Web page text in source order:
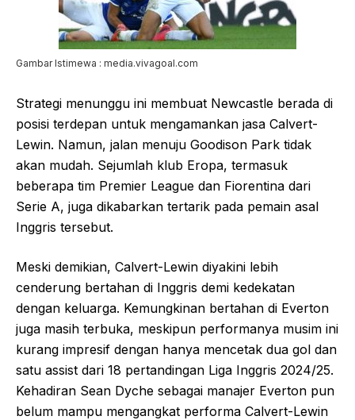
Gambar Istimewa : media.vivagoal.com
Strategi menunggu ini membuat Newcastle berada di
posisi terdepan untuk mengamankan jasa Calvert-
Lewin. Namun, jalan menuju Goodison Park tidak
akan mudah. Sejumlah klub Eropa, termasuk
beberapa tim Premier League dan Fiorentina dari
Serie A, juga dikabarkan tertarik pada pemain asal
Inggris tersebut.
Meski demikian, Calvert-Lewin diyakini lebih
cenderung bertahan di Inggris demi kedekatan
dengan keluarga. Kemungkinan bertahan di Everton
juga masih terbuka, meskipun performanya musim ini
kurang impresif dengan hanya mencetak dua gol dan
satu assist dari 18 pertandingan Liga Inggris 2024/25.
Kehadiran Sean Dyche sebagai manajer Everton pun
belum mampu mengangkat performa Calvert-Lewin